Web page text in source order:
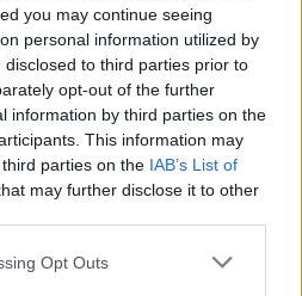
you may continue seeing
personal information utilized by
to third parties prior to
opt-out of the further
information by third parties on the
This information may
parties on the IAB’s List of
may further disclose it to other
Opt Outs